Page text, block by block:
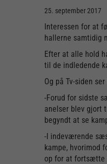
25. september 2017
Interessen for at
hallerne samtidig
Efter at alle hold
til de indledende
Og på Tv-siden
-Forud for sidste
anelser blev gjort
begyndt at se
-I indeværende
kampe, hvorimod
op for at fortsætte